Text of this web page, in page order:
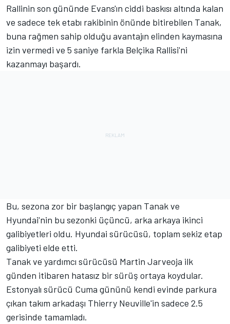
Rallinin son gününde Evans'ın ciddi baskısı altında kalan
ve sadece tek etabı rakibinin önünde bitirebilen Tanak,
buna rağmen sahip olduğu avantajın elinden kaymasına
izin vermedi ve 5 saniye farkla Belçika Rallisi'ni
kazanmayı başardı.
Bu, sezona zor bir başlangıç yapan Tanak ve
Hyundai'nin bu sezonki üçüncü, arka arkaya ikinci
galibiyetleri oldu. Hyundai sürücüsü, toplam sekiz etap
galibiyeti elde etti.
Tanak ve yardımcı sürücüsü Martin Jarveoja ilk
günden itibaren hatasız bir sürüş ortaya koydular.
Estonyalı sürücü Cuma gününü kendi evinde parkura
çıkan takım arkadaşı Thierry Neuville'in sadece 2.5
gerisinde tamamladı.